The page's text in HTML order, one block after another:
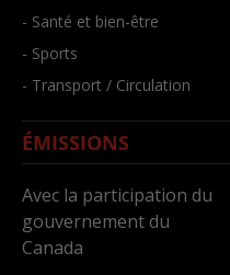
- Santé et bien-être
- Sports
- Transport / Circulation
ÉMISSIONS
Avec la participation du
gouvernement du
Canada